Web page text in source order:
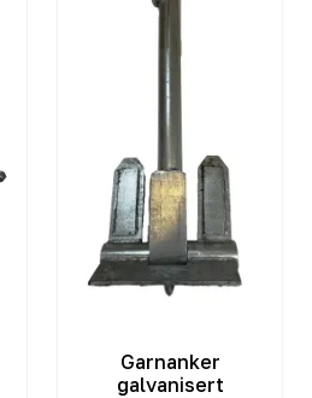
Garnanker
galvanisert